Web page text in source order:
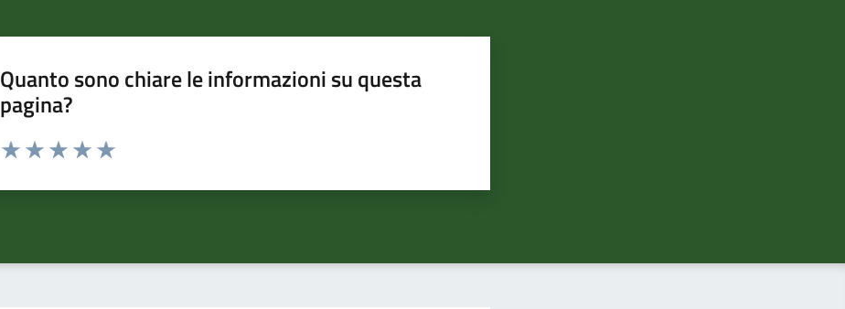
Quanto sono chiare le informazioni su questa
pagina?
Valuta da 1 a 5 stelle la pagina